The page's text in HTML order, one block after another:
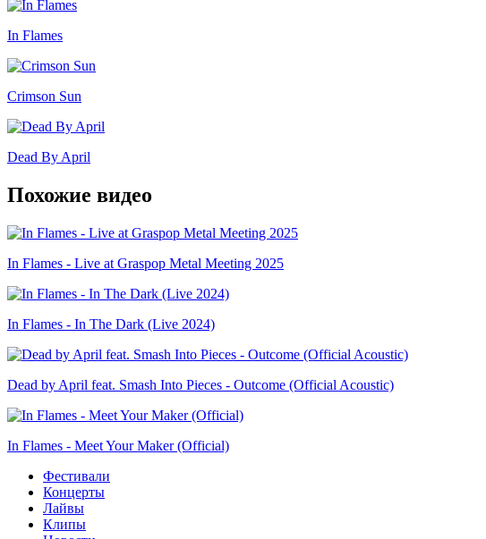
In Flames
Crimson Sun
Dead By April
Похожие видео
In Flames - Live at Graspop Metal Meeting 2025
In Flames - In The Dark (Live 2024)
Dead by April feat. Smash Into Pieces - Outcome (Official Acoustic)
In Flames - Meet Your Maker (Official)
Фестивали
Концерты
Лайвы
Клипы